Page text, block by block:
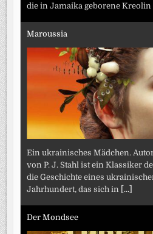
die in Jamaika geborene
Maroussia
Ein ukrainisches Mädchen.
von P. J. Stahl ist ein Klassiker
die Geschichte eines
Jahrhundert, das sich in [...]
Der Mondsee